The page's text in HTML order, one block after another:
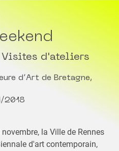
d'ateliers
d’Art de Bretagne,
2018
la Ville de Rennes
d'art contemporain,